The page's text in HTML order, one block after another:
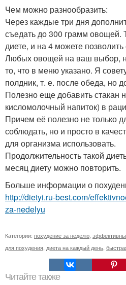
Чем можно разнообразить:
Через каждые три дня
съедать до 300 грамм овощей.
диете, и на 4 можете
Любых овощей на ваш выбор,
то, что в меню указано. Я
полдник, т. е. после обеда, но
Полезно еще добавить стакан
кисломолочный напиток) в
Причем её полезно не только
соблюдать, но и просто в
для организма использовать.
Продолжительность такой
месяц диету можно повторить.
Больше информации о
http://dietyi.ru-best.com/
za-nedelyu
Категории: похудение за неделю
для похудения диета на каждый день
Читайте также